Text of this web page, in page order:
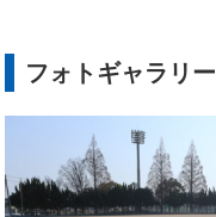
フォトギャラリー